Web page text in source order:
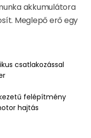
akkumulátora
Meglepő erő egy
csatlakozással
felépítmény
hajtás